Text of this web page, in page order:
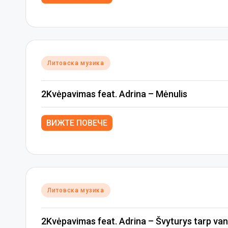
Posted
Литовска музика
2Kvėpavimas feat. Adrina – Mėnulis
ВИЖТЕ ПОВЕЧЕ
Posted
Литовска музика
2Kvėpavimas feat. Adrina – Švyturys tarp